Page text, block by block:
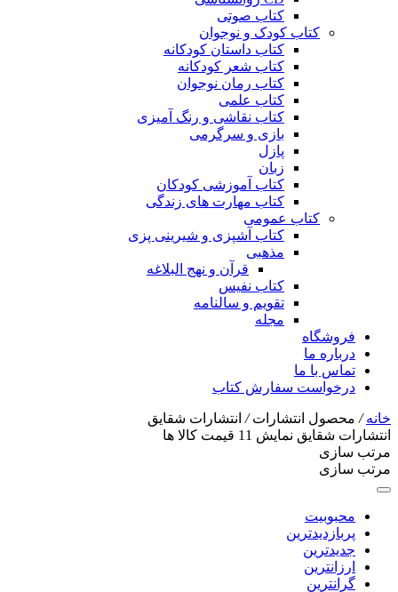
کتاب صوتی
کتاب کودک و نوجوان
کتاب داستان کودکانه
کتاب شعر کودکانه
کتاب رمان نوجوان
کتاب علمی
کتاب نقاشی و رنگ آمیزی
بازی و سرگرمی
پازل
زبان
کتاب آموزشی کودکان
کتاب مهارت های زندگی
کتاب عمومی
کتاب آشپزی و شیرینی پزی
مذهبی
قرآن و نهج البلاغه
کتاب نفیس
تقویم و سالنامه
مجله
فروشگاه
درباره ما
تماس با ما
درخواست سفارش کتاب
خانه/ محصول انتشارات/ انتشارات شقایق
انتشارات شقایق نمایش 11 قیمت کالا ها
مرتب سازی
مرتب سازی
محبوبیت
پربازدیدترین
جدیدترین
ارزانترین
گرانترین